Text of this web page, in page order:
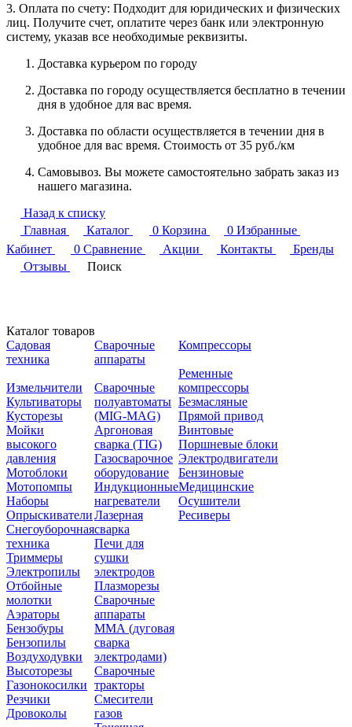
3. Оплата по счету: Подходит для юридических и физических
лиц. Получите счет, оплатите через банк или электронную
систему, указав все необходимые реквизиты.
Доставка курьером по городу
Доставка по городу осуществляется бесплатно в течении
дня в удобное для вас время.
Доставка по области осуществляется в течении дня в
удобное для вас время. Стоимость от 35 руб./км
Самовывоз. Вы можете самостоятельно забрать заказ из
нашего магазина.
Назад к списку
Главная
Каталог 0 Корзина 0 Избранные
Кабинет
0 Сравнение Акции Контакты
Бренды
Отзывы
Поиск
Каталог товаров
Садовая
техника
Измельчители
Культиваторы
Кусторезы
Мойки
высокого
давления
Мотоблоки
Мотопомпы
Наборы
Опрыскиватели
Снегоуборочная
техника
Триммеры
Электропилы
Отбойные
молотки
Аэраторы
Бензобуры
Бензопилы
Воздуходувки
Высоторезы
Газонокосилки
Резчики
Дровоколы
Сварочные
аппараты
Сварочные
полуавтоматы
(MIG-MAG)
Аргоновая
сварка (TIG)
Газосварочное
оборудование
Индукционные
нагреватели
Лазерная
сварка
Печи для
сушки
электродов
Плазморезы
Сварочные
аппараты
ММА (дуговая
сварка
электродами)
Сварочные
тракторы
Смесители
газов
Компрессоры
Ременные
компрессоры
Безмасляные
Прямой привод
Винтовые
Поршневые блоки
Электродвигатели
Бензиновые
Медицинские
Осушители
Ресиверы